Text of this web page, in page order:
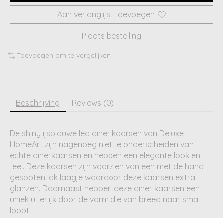
Aan verlanglijst toevoegen
Plaats bestelling
Toevoegen om te vergelijken
Beschrijving Reviews (0)
De shiny ijsblauwe led diner kaarsen van Deluxe
HomeArt zijn nagenoeg niet te onderscheiden van
echte dinerkaarsen en hebben een elegante look en
feel. Deze kaarsen zijn voorzien van een met de hand
gespoten lak laagje waardoor deze kaarsen extra
glanzen. Daarnaast hebben deze diner kaarsen een
uniek uiterlijk door de vorm die van breed naar smal
loopt.